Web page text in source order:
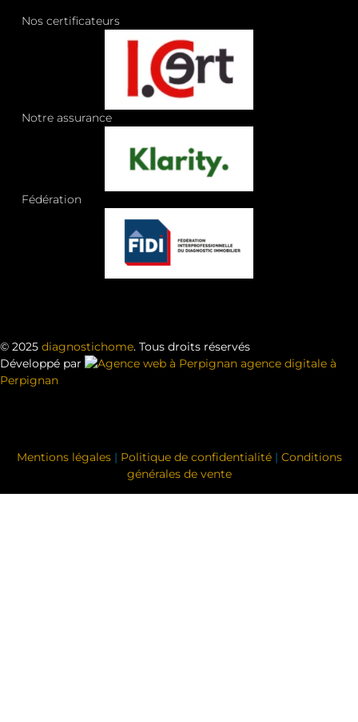
Nos certificateurs
Notre assurance
Fédération
© 2025 diagnostichome. Tous droits réservés
Développé par
agence digitale à
Perpignan
Mentions légales| Politique de confidentialité | Conditions
générales de vente